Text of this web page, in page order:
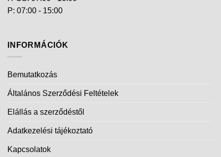
P: 07:00 - 15:00
INFORMÁCIÓK
Bemutatkozás
Általános Szerződési Feltételek
Elállás a szerződéstől
Adatkezelési tájékoztató
Kapcsolatok